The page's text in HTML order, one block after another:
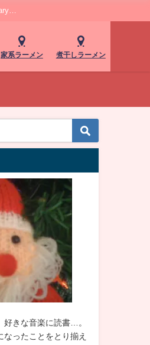
家系ラーメン 煮干しラーメン
群馬沼
き屋」
「ラーメン 環２家」蒲田店
村家直系の元気みなぎる家
ーメン
好きな音楽に読書…。
なったことをとり揃え